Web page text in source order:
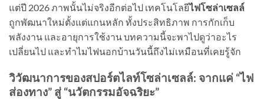
แต่ปี 2026 ภาพนั้นไม่จริงอีกต่อไป เทคโนโลยีไฟโซล่าเซลล์
ถูกพัฒนาใหม่ตั้งแต่แกนหลัก ทั้งประสิทธิภาพ การกักเก็บ
พลังงาน และอายุการใช้งาน บทความนี้จะพาไปดูว่าอะไร
เปลี่ยนไป และทำไมไฟนอกบ้านวันนี้ถึงไม่เหมือนที่เคยรู้จัก
วิวัฒนาการของสปอร์ตไลท์โซล่าเซลล์: จากแค่ “ไฟ
ส่องทาง” สู่ “นวัตกรรมอัจฉริยะ”